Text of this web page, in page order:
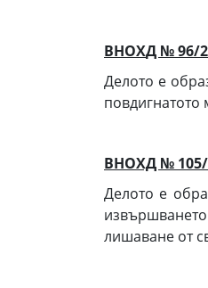
ВНОХД №96/
Делото е
повдигнатото
ВНОХД № 105
Делото е
лишаване от